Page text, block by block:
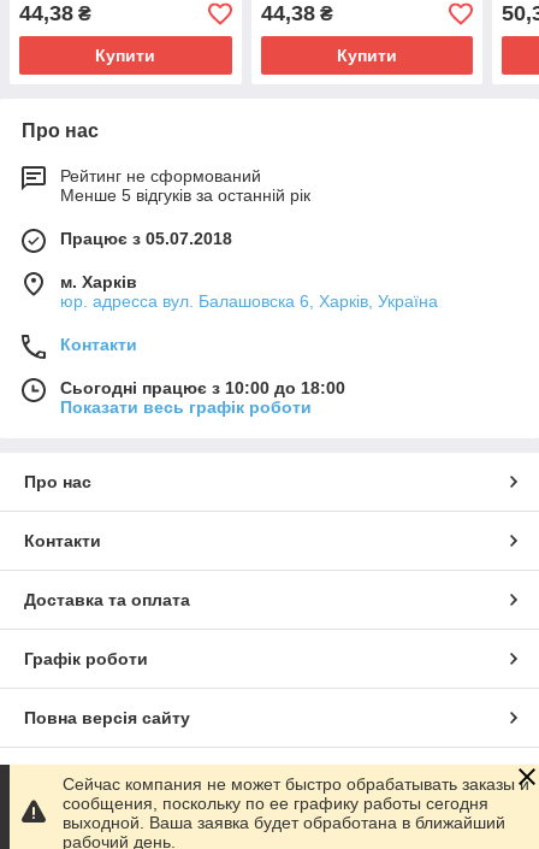
44,38 ₴
Купити
44,38₴
Купити
Про нас
Рейтинг не сформований
Менше 5 відгуків за останній рік
Працює з 05.07.2018
м. Харків
юр. адресса вул. Балашовска 6, Харків, Україна
Контакти
Сьогодні працює з 10:00 до 18:00
Показати весь графік роботи
Про нас
Контакти
Доставка та оплата
Графік роботи
Повна версія сайту
Сайт створено на маркетплейсі Prom.ua
Політика конфіденційності
Сейчас компания не может быстро обрабатывать заказы и
сообщения, поскольку по ее графику работы сегодня
выходной. Ваша заявка будет обработана в ближайший
рабочий день.